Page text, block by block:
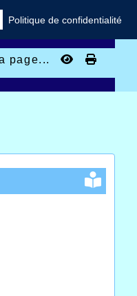
page...
Politique de confidentialité